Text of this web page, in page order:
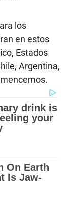
los
en estos
Estados
Argentina,